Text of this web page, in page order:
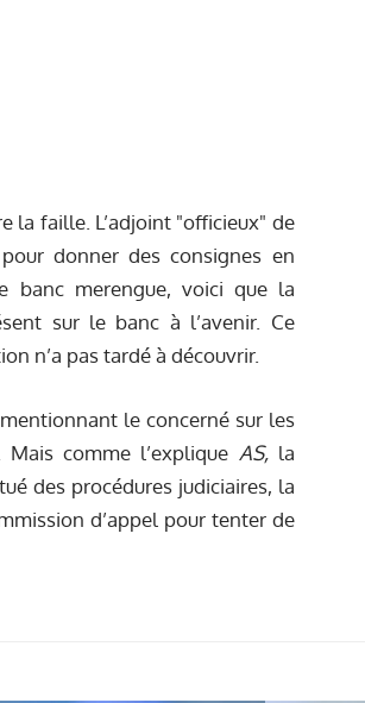
la faille. L’adjoint "officieux" de
donner des consignes en
banc merengue, voici que la
sur le banc à l’avenir. Ce
n’a pas tardé à découvrir.
le concerné sur les
comme l’explique AS,la
des procédures judiciaires, la
d’appel pour tenter de